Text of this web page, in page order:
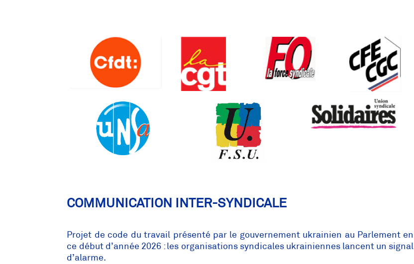
COMMUNICATION INTER-SYNDICALE
Projet de code du travail présenté par le gouvernement ukrainien au Parlement en
ce début d’année 2026 : les organisations syndicales ukrainiennes lancent un signal
d’alarme.